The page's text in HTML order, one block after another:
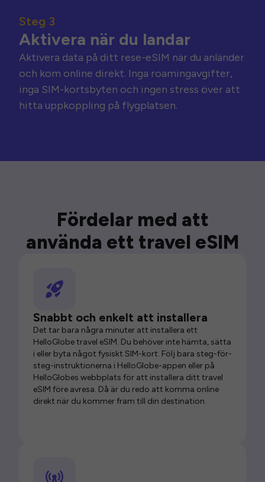
Steg 3
Aktivera när du landar
Aktivera data på ditt rese-eSIM när du anländer
och kom online direkt. Inga roamingavgifter,
inga SIM-kortsbyten och ingen stress över att
hitta uppkoppling på flygplatsen.
Fördelar med att
använda ett travel eSIM
Snabbt och enkelt att installera
Det tar bara några minuter att installera ett
HelloGlobe travel eSIM. Du behöver inte hämta, sätta
i eller byta något fysiskt SIM-kort. Följ bara steg-för-
steg-instruktionerna i HelloGlobe-appen eller på
HelloGlobes webbplats för att installera ditt travel
eSIM före avresa. Då är du redo att komma online
direkt när du kommer fram till din destination.